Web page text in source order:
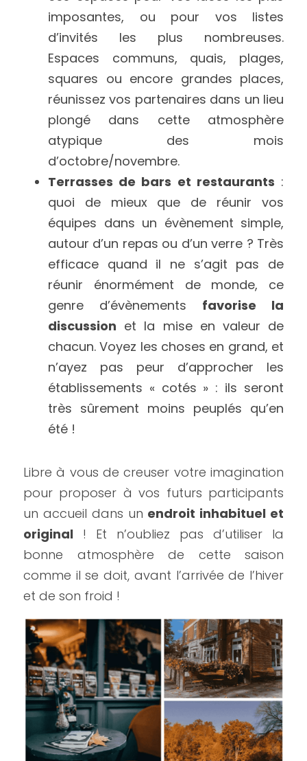
imposantes, ou pour vos listes
d’invités les plus nombreuses.
Espaces communs, quais, plages,
squares ou encore grandes places,
réunissez vos partenaires dans un lieu
plongé dans cette atmosphère
atypique des mois
d’octobre/novembre.
Terrasses de bars et restaurants :
quoi de mieux que de réunir vos
équipes dans un évènement simple,
autour d’un repas ou d’un verre ? Très
efficace quand il ne s’agit pas de
réunir énormément de monde, ce
genre d’évènements favorise la
discussion et la mise en valeur de
chacun. Voyez les choses en grand, et
n’ayez pas peur d’approcher les
établissements « cotés » : ils seront
très sûrement moins peuplés qu’en
été !
Libre à vous de creuser votre imagination
pour proposer à vos futurs participants
un accueil dans un endroit inhabituel et
original ! Et n’oubliez pas d’utiliser la
bonne atmosphère de cette saison
comme il se doit, avant l’arrivée de l’hiver
et de son froid !